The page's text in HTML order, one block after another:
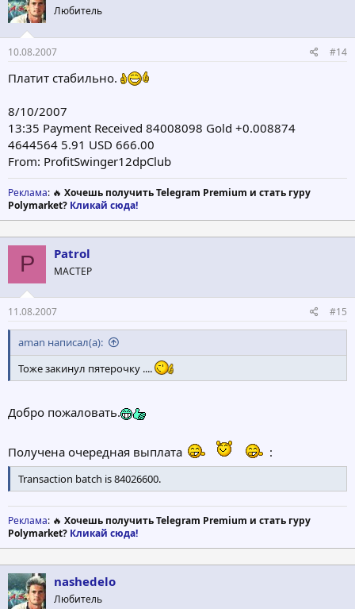
Любитель
10.08.2007 #14
Платит стабильно.
8/10/2007
13:35 Payment Received 84008098 Gold +0.008874
4644564 5.91 USD 666.00
From: ProfitSwinger12dpClub
Реклама: 🔥 Хочешь получить Telegram Premium и стать гуру
Polymarket? Кликай сюда!
P Patrol
МАСТЕР
11.08.2007 #15
aman написал(а):
Тоже закинул пятерочку ....
Добро пожаловать.
Получена очередная выплата :
Transaction batch is 84026600.
Реклама: 🔥 Хочешь получить Telegram Premium и стать гуру
Polymarket? Кликай сюда!
nashedelo
Любитель